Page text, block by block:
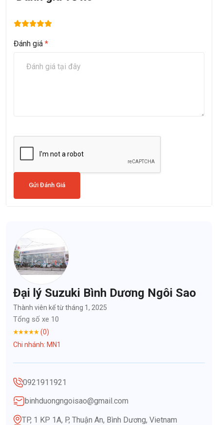
Đánh giá *
Gửi Đánh Giá
Đại lý Suzuki Bình Dương Ngôi Sao
Thành viên kể từ tháng 1, 2025
Tổng số xe 10
(0)
Chi nhánh: MN1
0921911921
binhduongngoisao@gmail.com
TP, 1 KP 1A, P, Thuận An, Bình Dương, Vietnam